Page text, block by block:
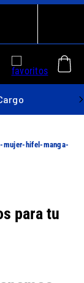
mujer-hifel-manga-
para tu